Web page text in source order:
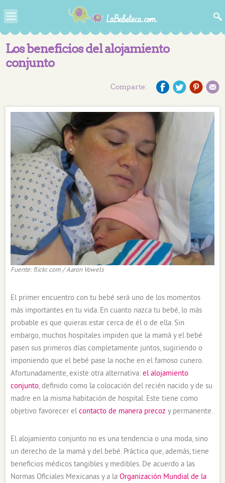
Los beneficios del alojamiento
conjunto
Comparte:
Fuente: flickr. com / Aaron Vowels
El primer encuentro con tu bebé será uno de los momentos
más importantes en tu vida. En cuanto nazca tu bebé, lo más
probable es que quieras estar cerca de él o de ella. Sin
embargo, muchos hospitales impiden que la mamá y el bebé
pasen sus primeros días completamente juntos, sugiriendo o
imponiendo que el bebé pase la noche en el famoso cunero.
Afortunadamente, existe otra alternativa:el alojamiento
conjunto, definido como la colocación del recién nacido y de su
madre en la misma habitación de hospital. Este tiene como
objetivo favorecer el contacto de manera precoz y permanente.
El alojamiento conjunto no es una tendencia o una moda, sino
un derecho de la mamá y del bebé. Práctica que, además, tiene
beneficios médicos tangibles y medibles. De acuerdo a las
Normas Oficiales Mexicanas y a laOrganización Mundial de la